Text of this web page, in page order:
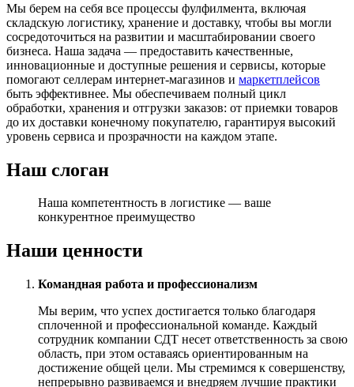
Мы берем на себя все процессы фулфилмента, включая
складскую логистику, хранение и доставку, чтобы вы могли
сосредоточиться на развитии и масштабировании своего
бизнеса. Наша задача — предоставить качественные,
инновационные и доступные решения и сервисы, которые
помогают селлерам интернет-магазинов и маркетплейсов
быть эффективнее. Мы обеспечиваем полный цикл
обработки, хранения и отгрузки заказов: от приемки товаров
до их доставки конечному покупателю, гарантируя высокий
уровень сервиса и прозрачности на каждом этапе.
Наш слоган
Наша компетентность в логистике — ваше
конкурентное преимущество
Наши ценности
Командная работа и профессионализм
Мы верим, что успех достигается только благодаря
сплоченной и профессиональной команде. Каждый
сотрудник компании СДТ несет ответственность за свою
область, при этом оставаясь ориентированным на
достижение общей цели. Мы стремимся к совершенству,
непрерывно развиваемся и внедряем лучшие практики